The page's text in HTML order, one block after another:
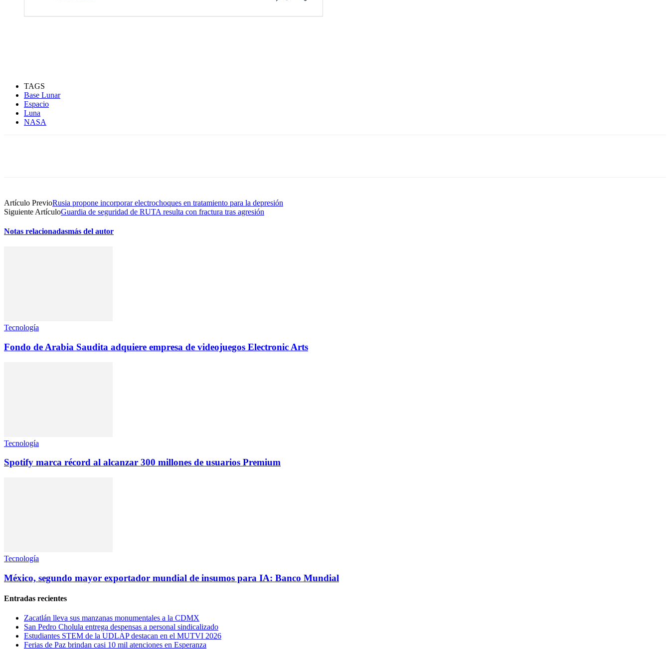
TAGS
Base Lunar
Espacio
Luna
NASA
Artículo PrevioRusia propone incorporar electrochoques en tratamiento para la depresión
Siguiente ArtículoGuardia de seguridad de RUTA resulta con fractura tras agresión
Notas relacionadasmás del autor
Tecnología
Fondo de Arabia Saudita adquiere empresa de videojuegos Electronic Arts
Tecnología
Spotify marca récord al alcanzar 300 millones de usuarios Premium
Tecnología
México, segundo mayor exportador mundial de insumos para IA: Banco Mundial
Entradas recientes
Zacatlán lleva sus manzanas monumentales a la CDMX
San Pedro Cholula entrega despensas a personal sindicalizado
Estudiantes STEM de la UDLAP destacan en el MUTVI 2026
Ferias de Paz brindan casi 10 mil atenciones en Esperanza